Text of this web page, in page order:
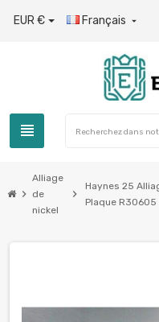
EUR € Français 
view_headline
chevron_right
Alliage
de
nickel
chevron_right
Haynes 25
Plaque